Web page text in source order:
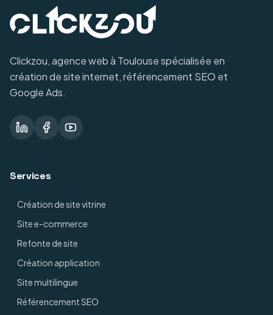
Clickzou, agence web à Toulouse spécialisée en
création de site internet, référencement SEO et
Google Ads.
Services
Création de site vitrine
Site e-commerce
Refonte de site
Création application
Site multilingue
Référencement SEO